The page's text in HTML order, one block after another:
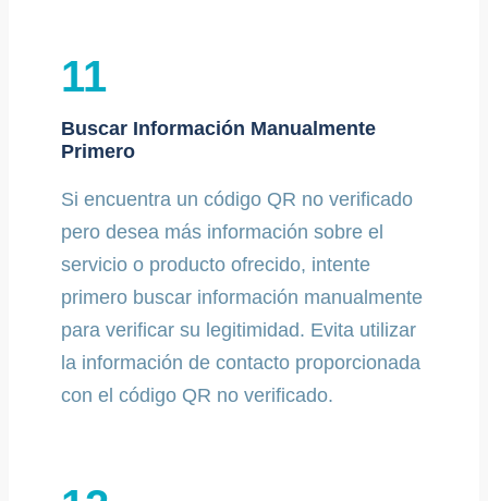
11
Buscar Información Manualmente
Primero
Si encuentra un código QR no verificado
pero desea más información sobre el
servicio o producto ofrecido, intente
primero buscar información manualmente
para verificar su legitimidad. Evita utilizar
la información de contacto proporcionada
con el código QR no verificado.